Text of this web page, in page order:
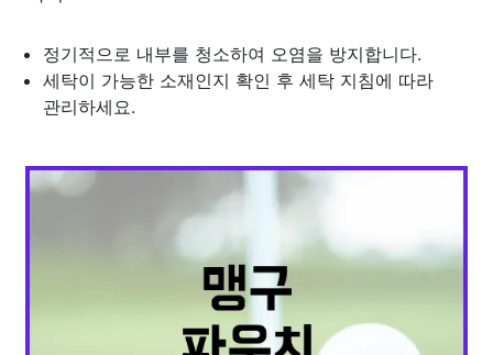
정기적으로 내부를 청소하여 오염을 방지합니다.
세탁이 가능한 소재인지 확인 후 세탁 지침에 따라
관리하세요.